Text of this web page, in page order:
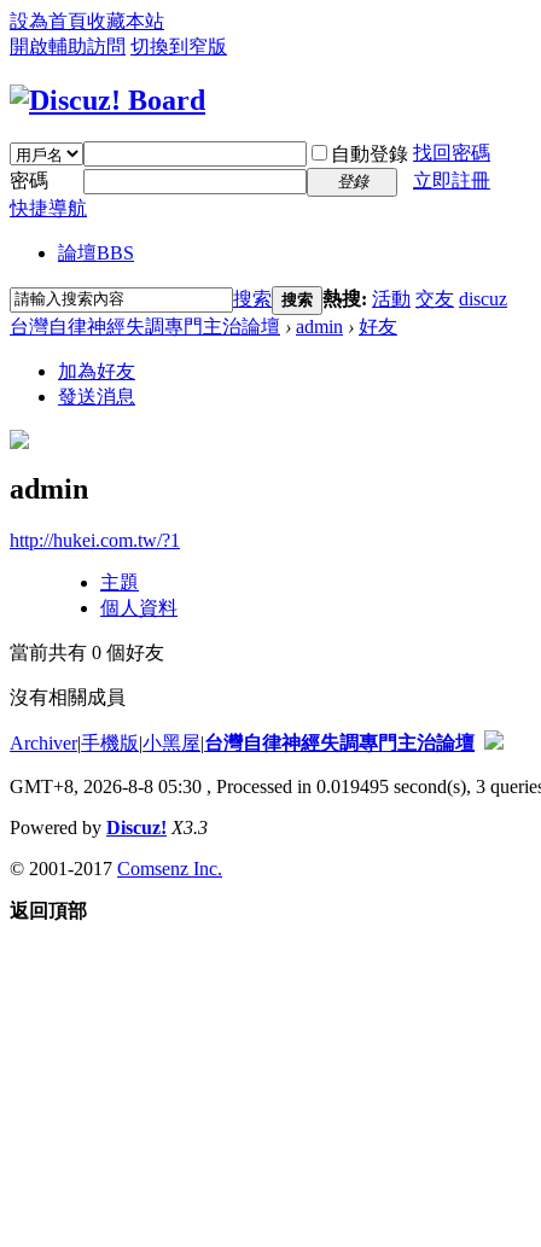
設為首頁收藏本站
開啟輔助訪問 切換到窄版
自動登錄 找回密碼
密碼
登錄
立即註冊
快捷導航
論壇BBS
搜索 搜索 熱搜: 活動 交友 discuz
台灣自律神經失調專門主治論壇 › admin › 好友
加為好友
發送消息
admin
http://hukei.com.tw/?1
主題
個人資料
當前共有 0 個好友
沒有相關成員
Archiver|手機版|小黑屋|台灣自律神經失調專門主治論壇
GMT+8, 2026-8-8 05:30 , Processed in 0.019495 second(s), 3
Powered by Discuz! X3.3
© 2001-2017 Comsenz Inc.
返回頂部